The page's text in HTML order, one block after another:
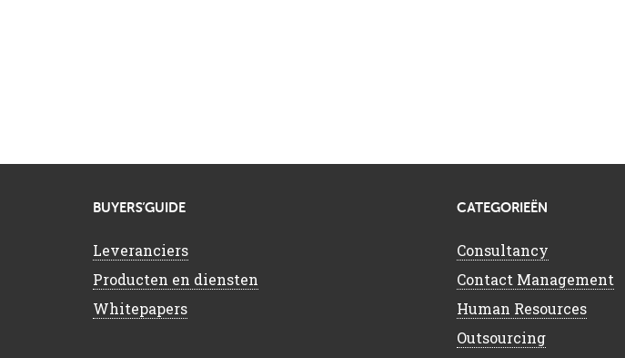
BUYERS’GUIDE
Leveranciers
Producten en diensten
Whitepapers
CATEGORIEËN
Consultancy
Contact Management
Human Resources
Outsourcing